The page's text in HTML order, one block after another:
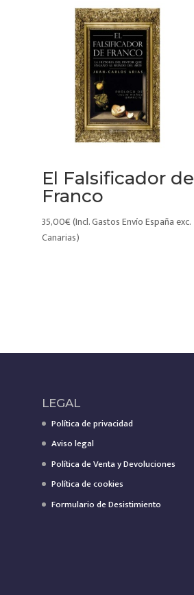
El Falsificador de
Franco
35,00€(Incl. Gastos Envío España exc.
Canarias)
LEGAL
Política de privacidad
Aviso legal
Política de Venta y Devoluciones
Política de cookies
Formulario de Desistimiento